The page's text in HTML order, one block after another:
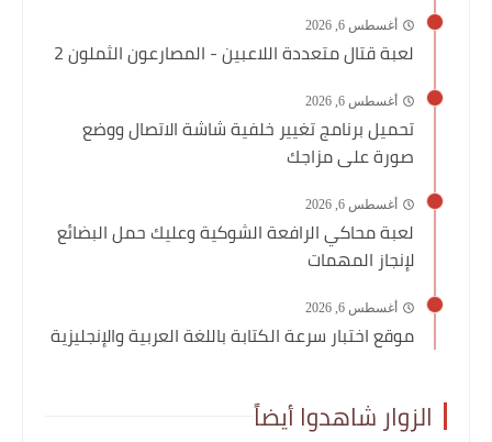
أغسطس 6, 2026
لعبة قتال متعددة اللاعبين - المصارعون الثملون 2
أغسطس 6, 2026
تحميل برنامج تغيير خلفية شاشة الاتصال ووضع
صورة على مزاجك
أغسطس 6, 2026
لعبة محاكي الرافعة الشوكية وعليك حمل البضائع
لإنجاز المهمات
أغسطس 6, 2026
موقع اختبار سرعة الكتابة باللغة العربية والإنجليزية
الزوار شاهدوا أيضاً